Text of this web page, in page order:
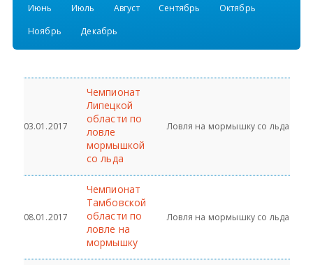
Июнь
Июль Август Сентябрь
Октябрь
Ноябрь
Декабрь
03.01.2017
Чемпионат
Липецкой
области по
ловле
мормышкой
со льда
Ловля на мормышку со льда
08.01.2017
Чемпионат
Тамбовской
области по
ловле на
мормышку
Ловля на мормышку со льда
Всероссийские правила